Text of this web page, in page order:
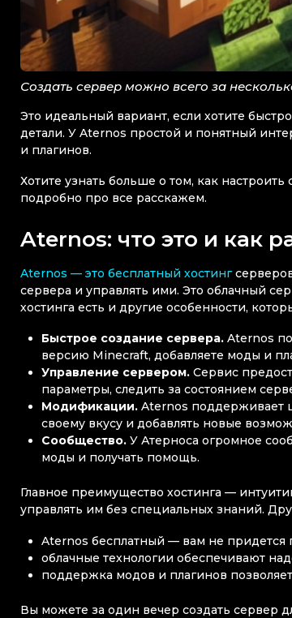
Создать сервер можно всего за
Это идеальный вариант, если хотите
детали. У Aternos простой и понятный
и плагинов.
Хотите узнать больше о том, как
подробно про все расскажем.
Aternos: что это и как
Aternos — это бесплатный хостинг
сервера и управлять ими. Это облачный
хостинга есть и другие особенности,
Быстрое создание сервера. Aternos
версию Minecraft, добавляете моды и
Управление сервером.Сервис
параметры, следить за состоянием
Модификации.Aternos поддерживает
своему вкусу и добавлять новые
Сообщество.У Атерноса огромное
моды и получать помощь.
Главное преимущество хостинга —
управлять им без специальных знаний.
Aternos бесплатный — вам не придется
облачные технологии обеспечивают
поддержка модов и плагинов
Вы можете за один вечер создать сервер